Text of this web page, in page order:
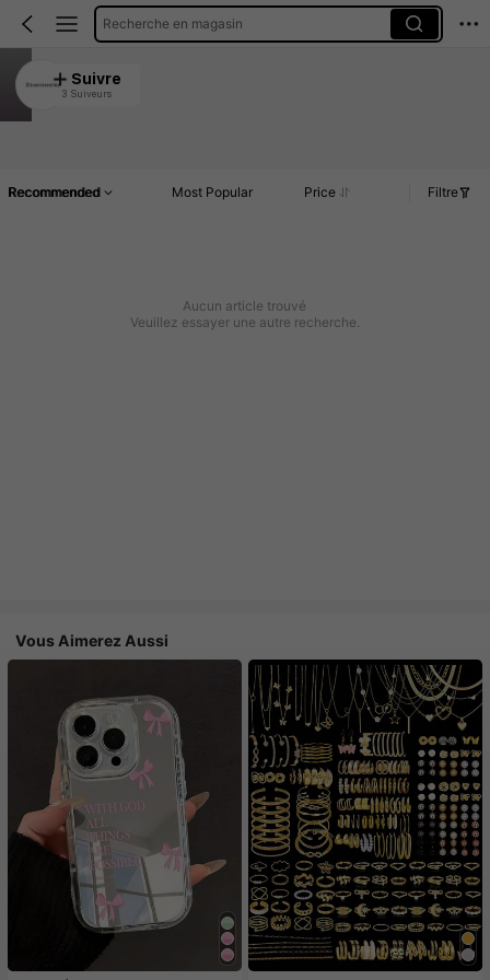
Recherche en magasin
Zizuaccessories
4.88
Suivre
3 Suiveurs
Recommended Most Popular Price Filtre
Aucun article trouvé
Veuillez essayer une autre recherche.
Vous Aimerez Aussi